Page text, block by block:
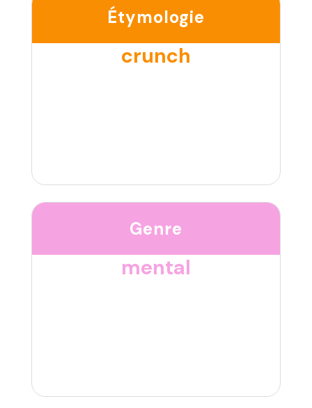
Étymologie
crunch
Genre
mental